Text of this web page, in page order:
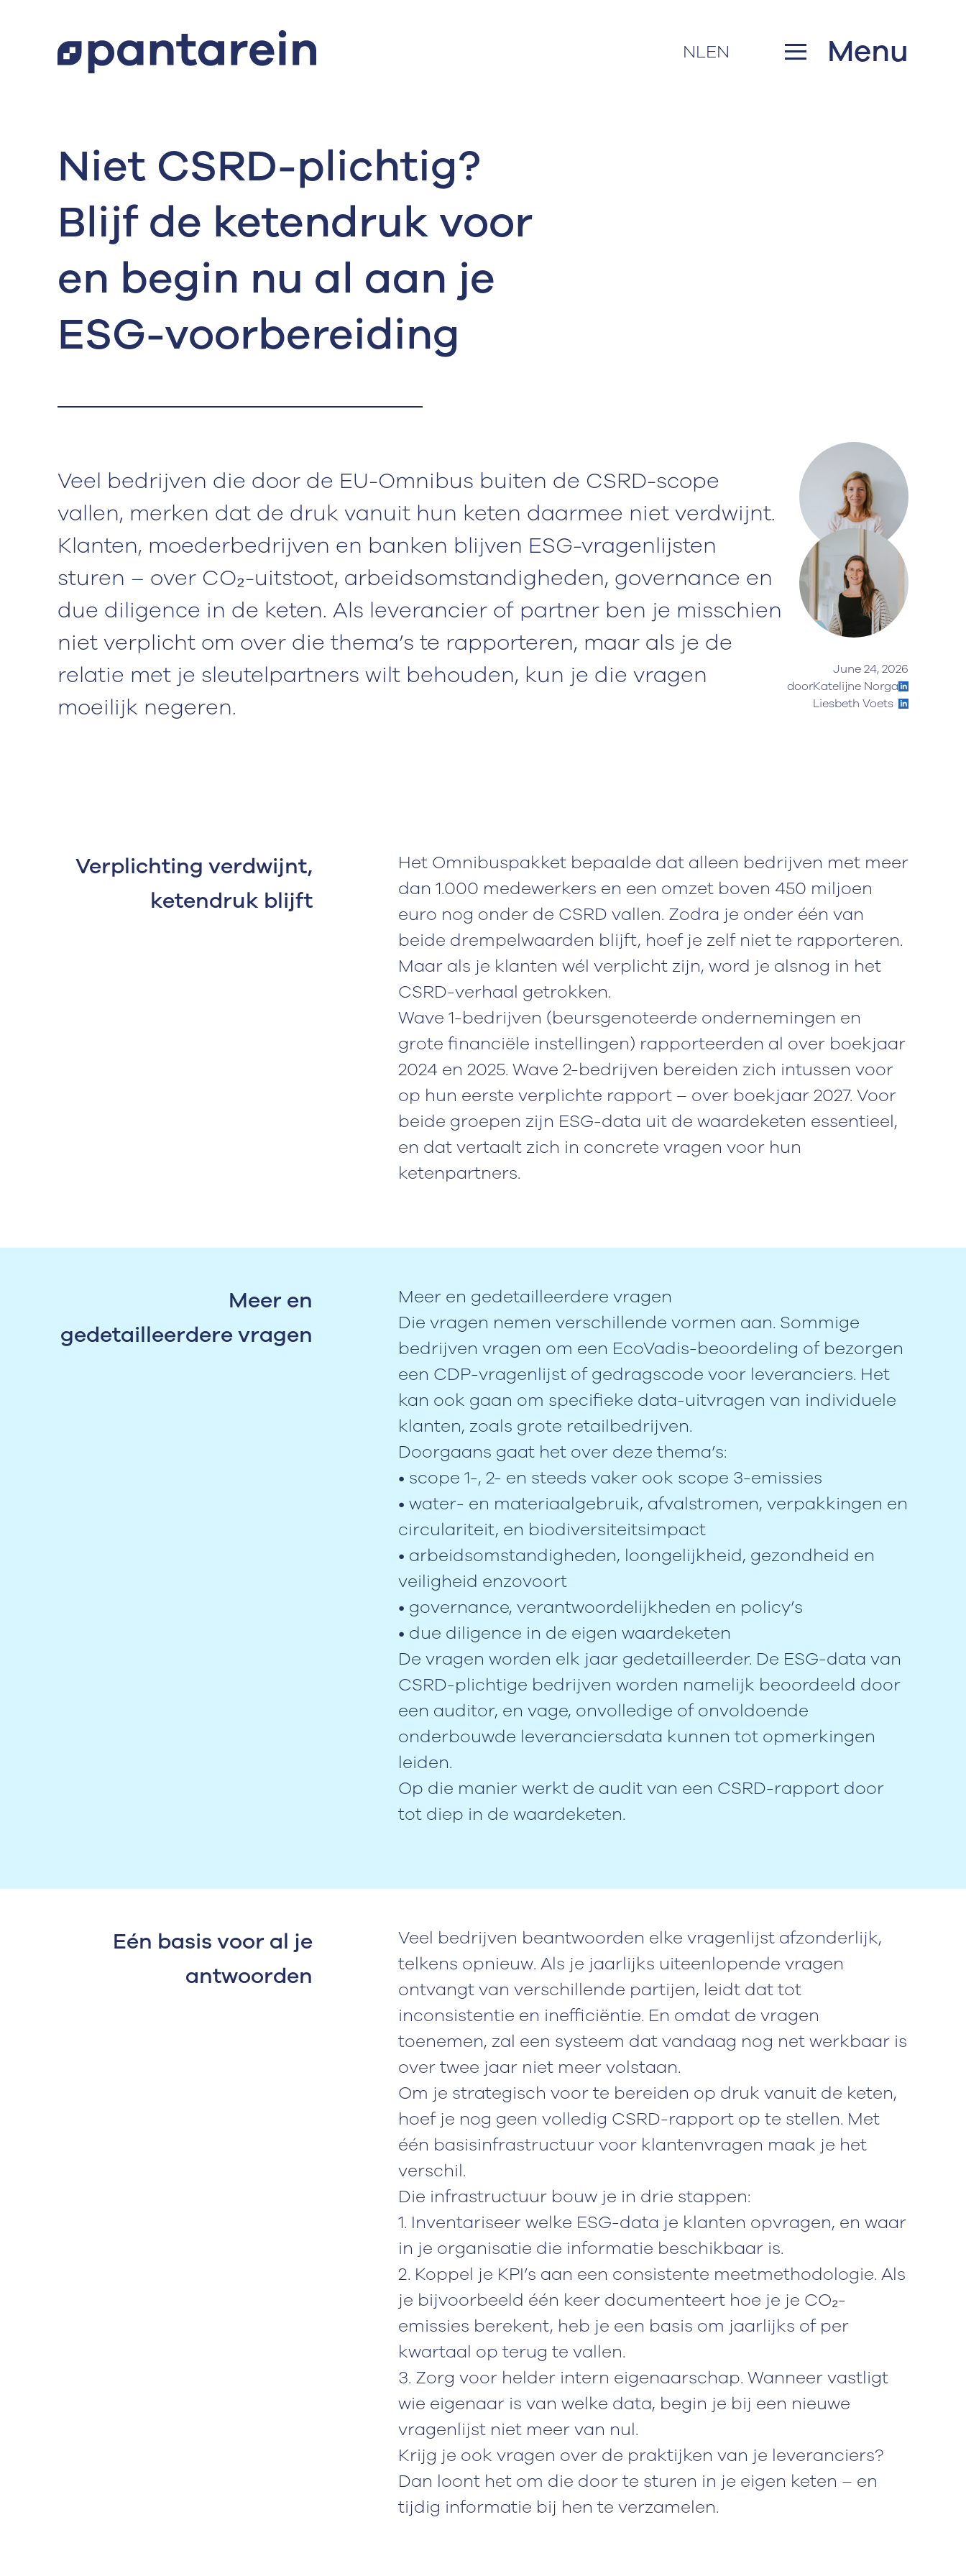
NLEN Menu
Niet CSRD-plichtig?
Blijf de ketendruk voor
en begin nu al aan je
ESG-voorbereiding
Veel bedrijven die door de EU-Omnibus buiten de CSRD-scope
vallen, merken dat de druk vanuit hun keten daarmee niet verdwijnt.
Klanten, moederbedrijven en banken blijven ESG-vragenlijsten
sturen – over CO₂-uitstoot, arbeidsomstandigheden, governance en
due diligence in de keten. Als leverancier of partner ben je misschien
niet verplicht om over die thema’s te rapporteren, maar als je de
relatie met je sleutelpartners wilt behouden, kun je die vragen
moeilijk negeren.
June 24, 2026
doorKatelijne Norga
Liesbeth Voets
Verplichting verdwijnt,
ketendruk blijft
Het Omnibuspakket bepaalde dat alleen bedrijven met meer
dan 1.000 medewerkers en een omzet boven 450 miljoen
euro nog onder de CSRD vallen. Zodra je onder één van
beide drempelwaarden blijft, hoef je zelf niet te rapporteren.
Maar als je klanten wél verplicht zijn, word je alsnog in het
CSRD-verhaal getrokken.
Wave 1-bedrijven (beursgenoteerde ondernemingen en
grote financiële instellingen) rapporteerden al over boekjaar
2024 en 2025. Wave 2-bedrijven bereiden zich intussen voor
op hun eerste verplichte rapport – over boekjaar 2027. Voor
beide groepen zijn ESG-data uit de waardeketen essentieel,
en dat vertaalt zich in concrete vragen voor hun
ketenpartners.
Meer en
gedetailleerdere vragen
Meer en gedetailleerdere vragen
Die vragen nemen verschillende vormen aan. Sommige
bedrijven vragen om een EcoVadis-beoordeling of bezorgen
een CDP-vragenlijst of gedragscode voor leveranciers. Het
kan ook gaan om specifieke data-uitvragen van individuele
klanten, zoals grote retailbedrijven.
Doorgaans gaat het over deze thema’s:
• scope 1-, 2- en steeds vaker ook scope 3-emissies
• water- en materiaalgebruik, afvalstromen, verpakkingen en
circulariteit, en biodiversiteitsimpact
• arbeidsomstandigheden, loongelijkheid, gezondheid en
veiligheid enzovoort
• governance, verantwoordelijkheden en policy’s
• due diligence in de eigen waardeketen
De vragen worden elk jaar gedetailleerder. De ESG-data van
CSRD-plichtige bedrijven worden namelijk beoordeeld door
een auditor, en vage, onvolledige of onvoldoende
onderbouwde leveranciersdata kunnen tot opmerkingen
leiden.
Op die manier werkt de audit van een CSRD-rapport door
tot diep in de waardeketen.
Eén basis voor al je
antwoorden
Veel bedrijven beantwoorden elke vragenlijst afzonderlijk,
telkens opnieuw. Als je jaarlijks uiteenlopende vragen
ontvangt van verschillende partijen, leidt dat tot
inconsistentie en inefficiëntie. En omdat de vragen
toenemen, zal een systeem dat vandaag nog net werkbaar is
over twee jaar niet meer volstaan.
Om je strategisch voor te bereiden op druk vanuit de keten,
hoef je nog geen volledig CSRD-rapport op te stellen. Met
één basisinfrastructuur voor klantenvragen maak je het
verschil.
Die infrastructuur bouw je in drie stappen:
1. Inventariseer welke ESG-data je klanten opvragen, en waar
in je organisatie die informatie beschikbaar is.
2. Koppel je KPI’s aan een consistente meetmethodologie. Als
je bijvoorbeeld één keer documenteert hoe je je CO₂-
emissies berekent, heb je een basis om jaarlijks of per
kwartaal op terug te vallen.
3. Zorg voor helder intern eigenaarschap. Wanneer vastligt
wie eigenaar is van welke data, begin je bij een nieuwe
vragenlijst niet meer van nul.
Krijg je ook vragen over de praktijken van je leveranciers?
Dan loont het om die door te sturen in je eigen keten – en
tijdig informatie bij hen te verzamelen.